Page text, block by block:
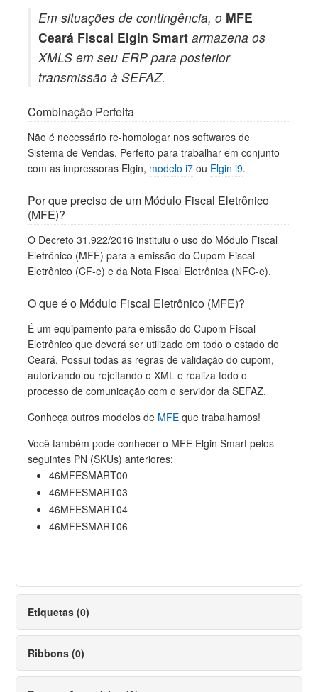
Em situações de contingência, o MFE
Ceará Fiscal Elgin Smartarmazena os
XMLS em seu ERP para posterior
transmissão à SEFAZ.
Combinação Perfeita
Não é necessário re-homologar nos softwares de
Sistema de Vendas. Perfeito para trabalhar em conjunto
com as impressoras Elgin, modelo i7 ou Elgin i9.
Por que preciso de um Módulo Fiscal Eletrônico
(MFE)?
O Decreto 31.922/2016 instituiu o uso do Módulo Fiscal
Eletrônico (MFE) para a emissão do Cupom Fiscal
Eletrônico (CF-e) e da Nota Fiscal Eletrônica (NFC-e).
O que é o Módulo Fiscal Eletrônico (MFE)?
É um equipamento para emissão do Cupom Fiscal
Eletrônico que deverá ser utilizado em todo o estado do
Ceará. Possui todas as regras de validação do cupom,
autorizando ou rejeitando o XML e realiza todo o
processo de comunicação com o servidor da SEFAZ.
Conheça outros modelos de MFE que trabalhamos!
Você também pode conhecer o MFE Elgin Smart pelos
seguintes PN (SKUs) anteriores:
46MFESMART00
46MFESMART03
46MFESMART04
46MFESMART06
Etiquetas (0)
Ribbons (0)